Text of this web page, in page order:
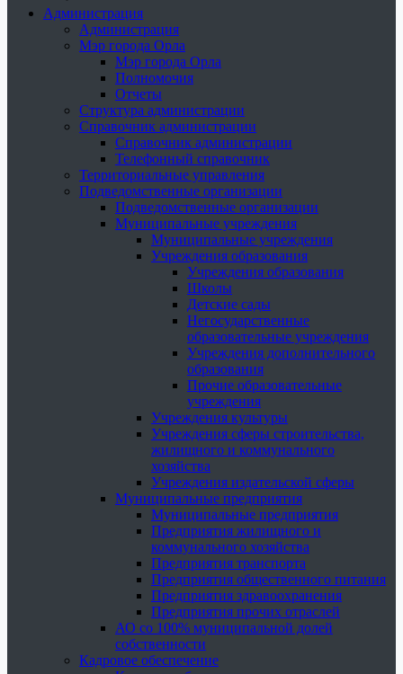
Администрация
Администрация
Мэр города Орла
Мэр города Орла
Полномочия
Отчеты
Структура администрации
Справочник администрации
Справочник администрации
Телефонный справочник
Территориальные управления
Подведомственные организации
Подведомственные организации
Муниципальные учреждения
Муниципальные учреждения
Учреждения образования
Учреждения образования
Школы
Детские сады
Негосударственные
образовательные учреждения
Учреждения дополнительного
образования
Прочие образовательные
учреждения
Учреждения культуры
Учреждения сферы строительства,
жилищного и коммунального
хозяйства
Учреждения издательской сферы
Муниципальные предприятия
Муниципальные предприятия
Предприятия жилищного и
коммунального хозяйства
Предприятия транспорта
Предприятия общественного питания
Предприятия здравоохранения
Предприятия прочих отраслей
АО со 100% муниципальной долей
собственности
Кадровое обеспечение